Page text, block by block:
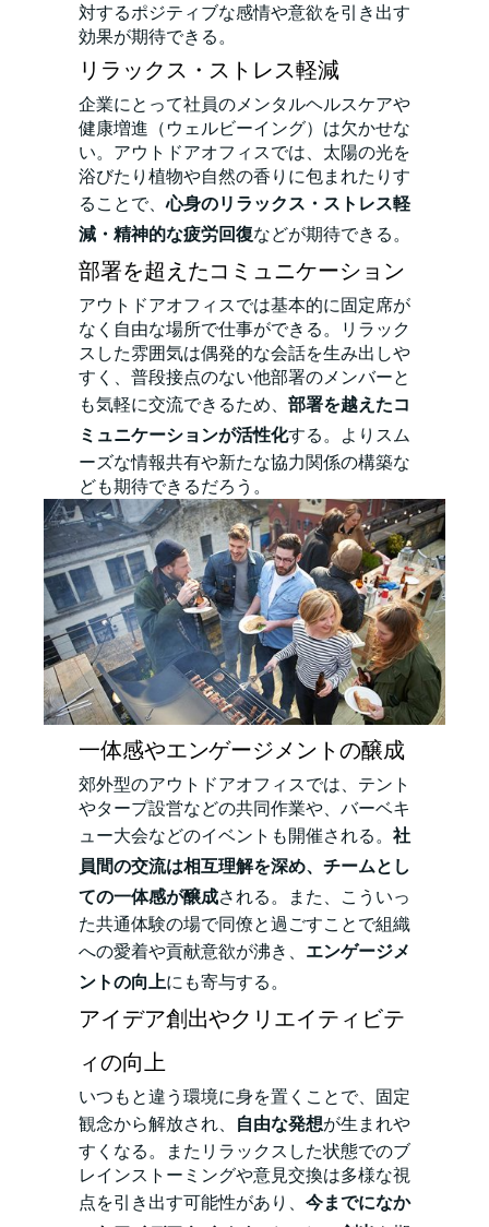
対するポジティブな感情や意欲を引き出す
効果が期待できる。
リラックス・ストレス軽減
企業にとって社員のメンタルヘルスケアや
健康増進（ウェルビーイング）は欠かせな
い。アウトドアオフィスでは、太陽の光を
浴びたり植物や自然の香りに包まれたりす
ることで、心身のリラックス・ストレス軽
減・精神的な疲労回復などが期待できる。
部署を超えたコミュニケーション
アウトドアオフィスでは基本的に固定席が
なく自由な場所で仕事ができる。リラック
スした雰囲気は偶発的な会話を生み出しや
すく、普段接点のない他部署のメンバーと
も気軽に交流できるため、 部署を越えたコ
ミュニケーションが活性化する。よりスム
ーズな情報共有や新たな協力関係の構築な
ども期待できるだろう。
一体感やエンゲージメントの醸成
郊外型のアウトドアオフィスでは、テント
やタープ設営などの共同作業や、バーベキ
ュー大会などのイベントも開催される。 社
員間の交流は相互理解を深め、チームとし
ての一体感が醸成される。また、こういっ
た共通体験の場で同僚と過ごすことで組織
への愛着や貢献意欲が沸き、 エンゲージメ
ントの向上にも寄与する。
アイデア創出やクリエイティビテ
ィの向上
いつもと違う環境に身を置くことで、固定
観念から解放され、 自由な発想が生まれや
すくなる。またリラックスした状態でのブ
レインストーミングや意見交換は多様な視
点を引き出す可能性があり、 今までになか